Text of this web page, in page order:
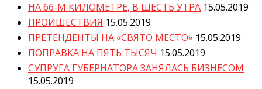
НА 66-М КИЛОМЕТРЕ, В ШЕСТЬ УТРА 15.05.2019
ПРОИШЕСТВИЯ 15.05.2019
ПРЕТЕНДЕНТЫ НА «СВЯТО МЕСТО» 15.05.2019
ПОПРАВКА НА ПЯТЬ ТЫСЯЧ 15.05.2019
СУПРУГА ГУБЕРНАТОРА ЗАНЯЛАСЬ БИЗНЕСОМ
15.05.2019